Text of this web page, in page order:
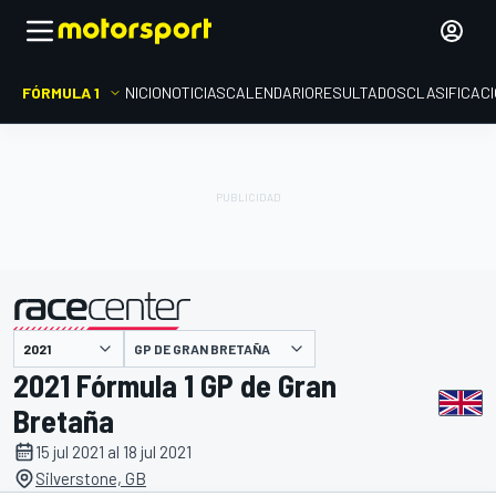
FÓRMULA 1 INICIONOTICIASCALENDARIORESULTADOS
GP DE GRAN BRETAÑA
2021 Fórmula 1 GP de Gran
Bretaña
15 jul 2021 al 18 jul 2021
Silverstone, GB